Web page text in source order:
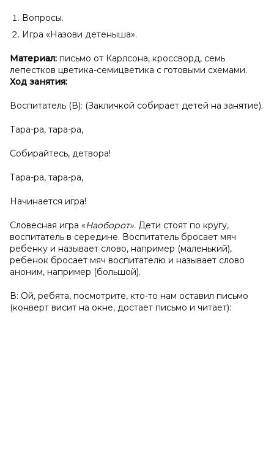
Вопросы.
Игра «Назови детеныша».
Материал: письмо от Карлсона, кроссворд, семь
лепестков цветика-семицветика с готовыми схемами.
Ход занятия:
Воспитатель (В): (Закличкой собирает детей на занятие).
Тара-ра, тара-ра,
Собирайтесь, детвора!
Тара-ра, тара-ра,
Начинается игра!
Словесная игра «Наоборот». Дети стоят по кругу,
воспитатель в середине. Воспитатель бросает мяч
ребенку и называет слово, например (маленький),
ребенок бросает мяч воспитателю и называет слово
аноним, например (большой).
В: Ой, ребята, посмотрите, кто-то нам оставил письмо
(конверт висит на окне, достает письмо и читает):